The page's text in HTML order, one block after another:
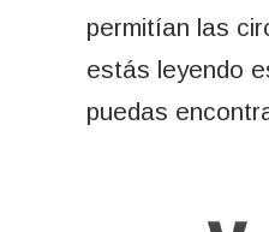
permitían las
estás leyendo
puedas